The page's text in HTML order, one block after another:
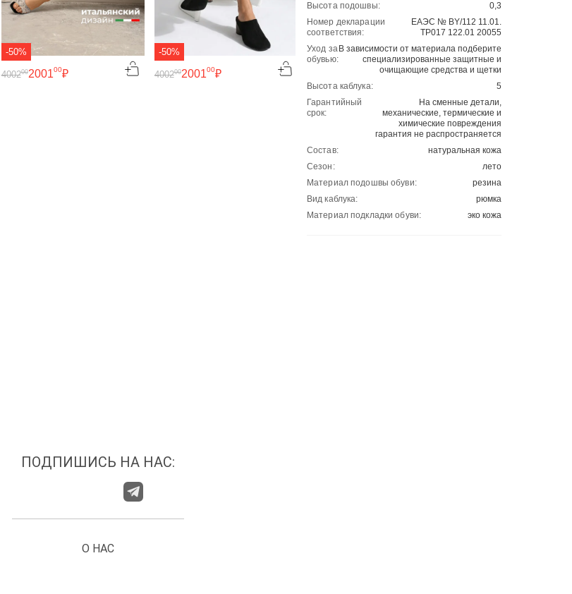
-50%
200100₽
400200
-50%
200100₽
400200
-50% -50%
2701
540200
Высота подошвы:
0,3
Номер декларации
соответствия:
ЕАЭС № BY/112 11.01.
ТР017 122.01 20055
Уход за
обувью:
В зависимости от материала подберите
специализированные защитные и
очищающие средства и щетки
Высота каблука:
5
Гарантийный
срок:
На сменные детали,
механические, термические и
химические повреждения
гарантия не распространяется
Состав:
натуральная кожа
Сезон:
лето
Материал подошвы обуви:
резина
Вид каблука:
рюмка
Материал подкладки обуви:
эко кожа
ПОДПИШИСЬ НА НАС:
О НАС